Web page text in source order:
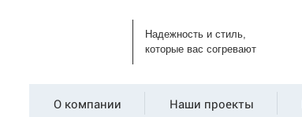
Надежность и стиль,
которые вас согревают
О компании Наши проекты